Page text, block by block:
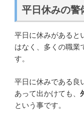
平日休みの警
平日に休みがあると
はなく、多くの職業
す。
平日に休みである良
あって出かけても、
という事です。